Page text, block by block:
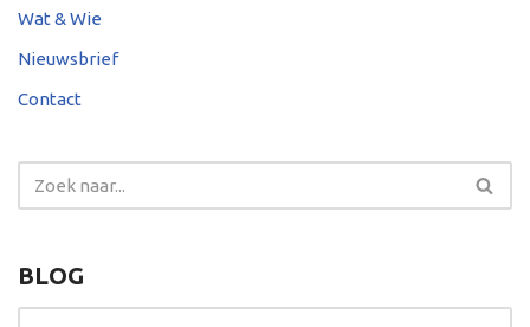
Wat & Wie
Nieuwsbrief
Contact
BLOG